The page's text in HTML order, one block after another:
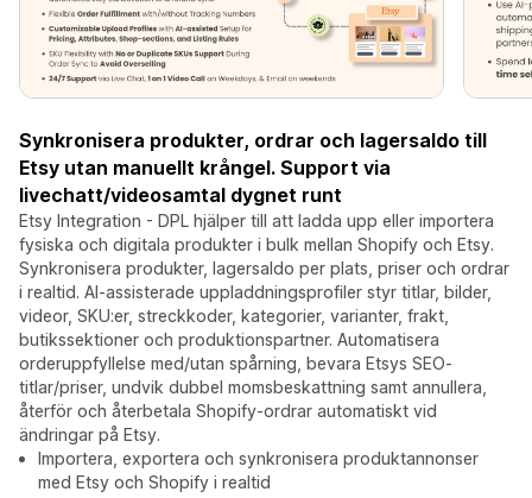
Synkronisera produkter, ordrar och lagersaldo till
Etsy utan manuellt krångel. Support via
livechatt/videosamtal dygnet runt
Etsy Integration - DPL hjälper till att ladda upp eller importera
fysiska och digitala produkter i bulk mellan Shopify och Etsy.
Synkronisera produkter, lagersaldo per plats, priser och ordrar
i realtid. AI-assisterade uppladdningsprofiler styr titlar, bilder,
videor, SKU:er, streckkoder, kategorier, varianter, frakt,
butikssektioner och produktionspartner. Automatisera
orderuppfyllelse med/utan spårning, bevara Etsys SEO-
titlar/priser, undvik dubbel momsbeskattning samt annullera,
återför och återbetala Shopify-ordrar automatiskt vid
ändringar på Etsy.
Importera, exportera och synkronisera produktannonser
med Etsy och Shopify i realtid